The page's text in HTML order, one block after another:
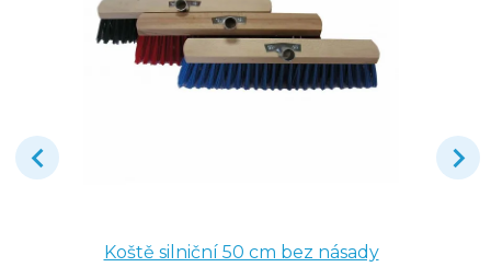
Koště silniční 50 cm bez násady